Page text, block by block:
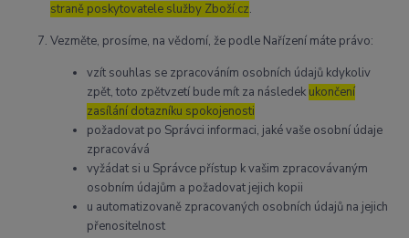
straně poskytovatele služby Zboží.cz.
Vezměte, prosíme, na vědomí, že podle Nařízení máte právo:
vzít souhlas se zpracováním osobních údajů kdykoliv
zpět, toto zpětvzetí bude mít za následek ukončení
zasílání dotazníku spokojenosti
požadovat po Správci informaci, jaké vaše osobní údaje
zpracovává
vyžádat si u Správce přístup k vašim zpracovávaným
osobním údajům a požadovat jejich kopii
u automatizovaně zpracovaných osobních údajů na jejich
přenositelnost